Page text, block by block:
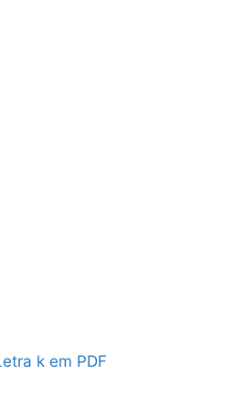
k em PDF